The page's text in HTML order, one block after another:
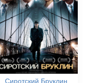
Сиротский Бруклин